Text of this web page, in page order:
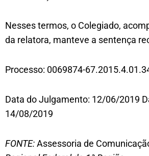
Nesses termos, o Colegiado,
da relatora, manteve a sentença
Processo: 0069874-
Data do Julgamento: 12/06/2019
14/08/2019
FONTE:Assessoria de